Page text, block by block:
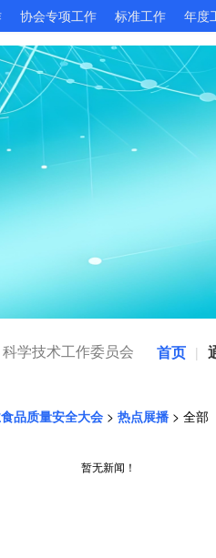
协会专项工作 标准工作 年度
科学技术工作委员会 首页 |
品质量安全大会 > 热点展播 > 全部
暂无新闻！